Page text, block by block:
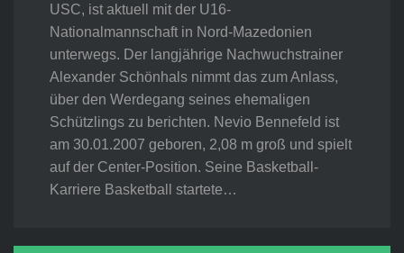
USC, ist aktuell mit der U16-
Nationalmannschaft in Nord-Mazedonien
unterwegs. Der langjährige Nachwuchstrainer
Alexander Schönhals nimmt das zum Anlass,
über den Werdegang seines ehemaligen
Schützlings zu berichten. Nevio Bennefeld ist
am 30.01.2007 geboren, 2,08 m groß und spielt
auf der Center-Position. Seine Basketball-
Karriere Basketball startete…